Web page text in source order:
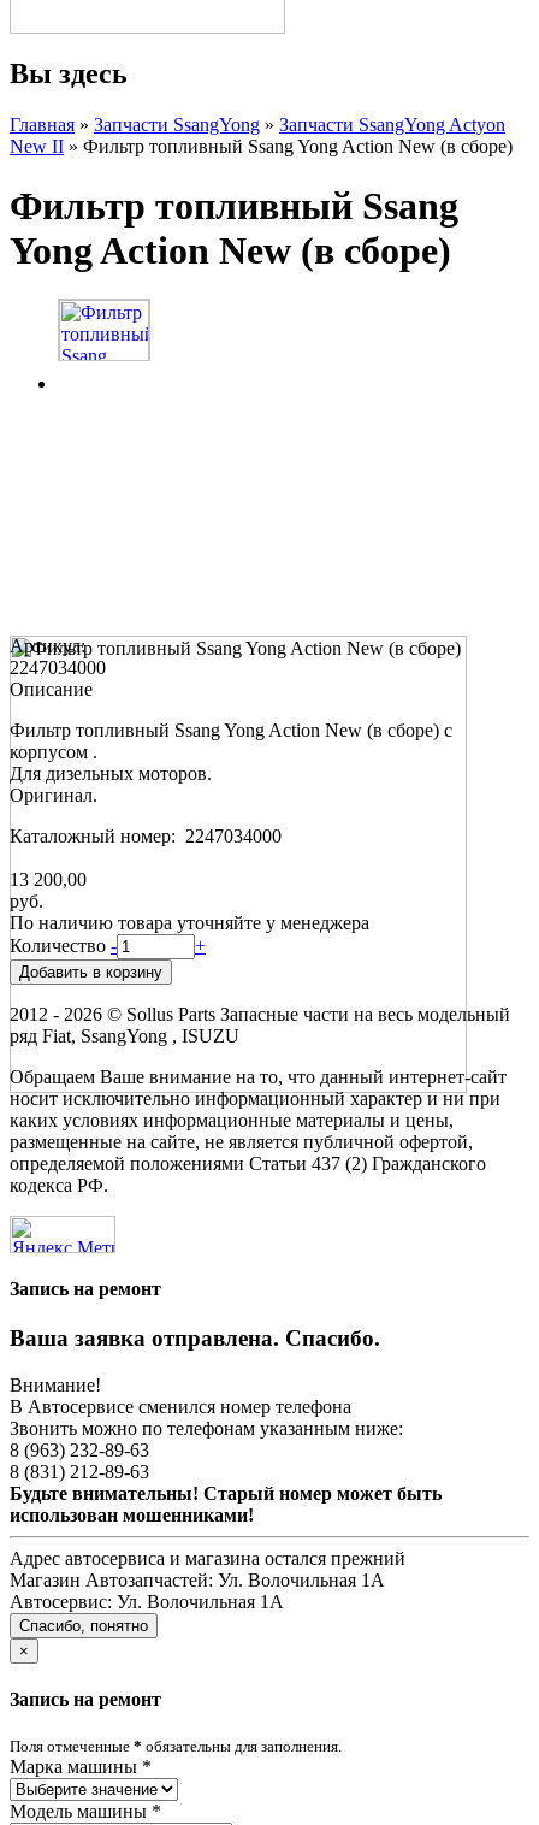
Вы здесь
Главная » Запчасти SsangYong » Запчасти SsangYong Actyon
New II » Фильтр топливный Ssang Yong Action New (в сборе)
Фильтр топливный Ssang
Yong Action New (в сборе)
Артикул:
2247034000
Описание
Фильтр топливный Ssang Yong Action New (в сборе) с
корпусом .
Для дизельных моторов.
Оригинал.
Каталожный номер: 2247034000
13 200,00
руб.
По наличию товара уточняйте у менеджера
Количество - +
2012 - 2026 © Sollus Parts Запасные части на весь модельный
ряд Fiat, SsangYong , ISUZU
Обращаем Ваше внимание на то, что данный интернет-сайт
носит исключительно информационный характер и ни при
каких условиях информационные материалы и цены,
размещенные на сайте, не является публичной офертой,
определяемой положениями Статьи 437 (2) Гражданского
кодекса РФ.
Запись на ремонт
Ваша заявка отправлена. Спасибо.
Внимание!
В Автосервисе сменился номер телефона
Звонить можно по телефонам указанным ниже:
8 (963) 232-89-63
8 (831) 212-89-63
Будьте внимательны! Старый номер может быть
использован мошенниками!
Адрес автосервиса и магазина остался прежний
Магазин Автозапчастей: Ул. Волочильная 1А
Автосервис: Ул. Волочильная 1А
Спасибо, понятно
×
Запись на ремонт
Поля отмеченные * обязательны для заполнения.
Марка машины *
Модель машины *